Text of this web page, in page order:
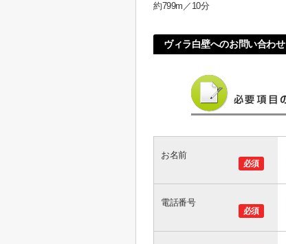
約799m／10分
ヴィラ白壁へのお問い合わせ
必須
お名前
必須
電話番号